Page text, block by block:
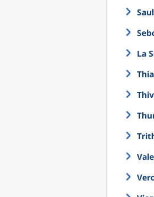
La